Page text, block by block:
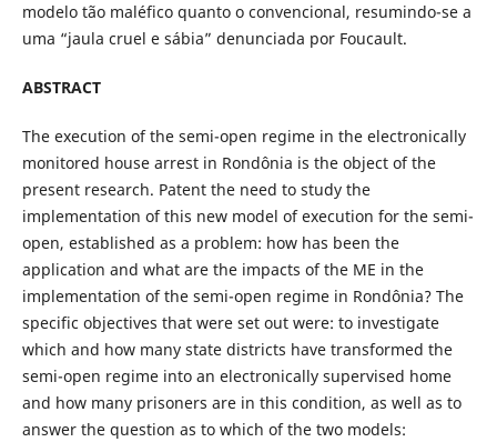
modelo tão maléfico quanto o convencional, resumindo-se a
uma “jaula cruel e sábia” denunciada por Foucault.
ABSTRACT
The execution of the semi-open regime in the electronically
monitored house arrest in Rondônia is the object of the
present research. Patent the need to study the
implementation of this new model of execution for the semi-
open, established as a problem: how has been the
application and what are the impacts of the ME in the
implementation of the semi-open regime in Rondônia? The
specific objectives that were set out were: to investigate
which and how many state districts have transformed the
semi-open regime into an electronically supervised home
and how many prisoners are in this condition, as well as to
answer the question as to which of the two models: